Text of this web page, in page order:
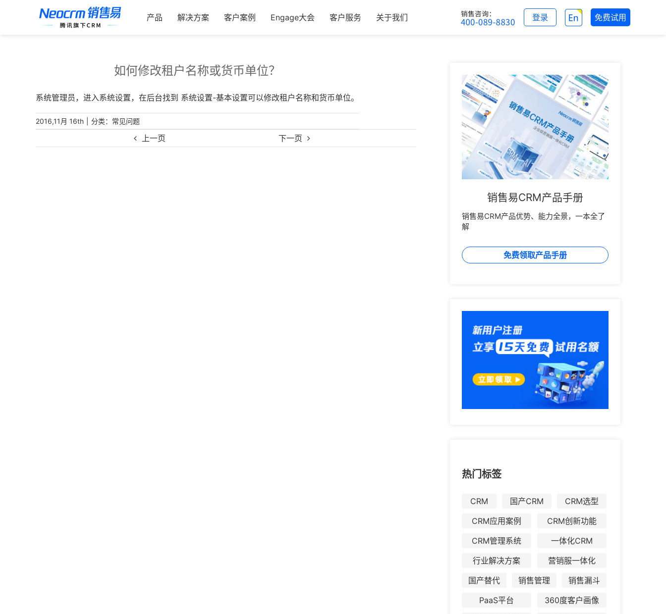
产品 解决方案 客户案例 Engage大会 客户服务 关于我们 免费试用
登录
上一页 下一页
如何修改租户名称或货币单位？
系统管理员，进入系统设置，在后台找到 系统设置-基本设置可以修改租户名称和货币单位。
2016,11月 16th 分类： 常见问题
销售易CRM产品手册
销售易CRM产品优势、能力全景，一本全了
解
免费领取产品手册
热门标签
CRM 国产CRM
CRM选型
CRM应用案例
CRM创新功能
CRM管理系统
一体化CRM
行业解决方案
营销服一体化
国产替代
销售管理
销售漏斗
PaaS平台
360度客户画像